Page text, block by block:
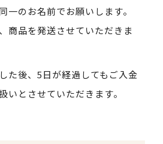
一のお名前でお願いします。
商品を発送させていただきま
た後、5日が経過してもご入金
とさせていただきます。